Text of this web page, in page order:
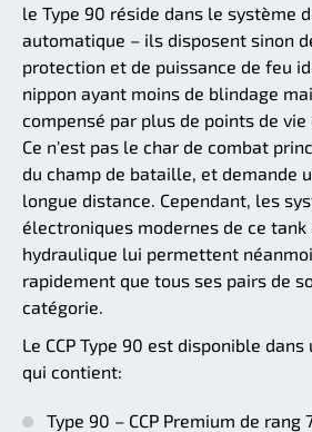
le Type 90 réside dans le système
automatique – ils disposent sinon
protection et de puissance de feu
nippon ayant moins de blindage
compensé par plus de points de vie
Ce n'est pas le char de combat
du champ de bataille, et demande
longue distance. Cependant, les
électroniques modernes de ce tank
hydraulique lui permettent
rapidement que tous ses pairs de
catégorie.
Le CCP Type 90 est disponible dans
qui contient:
Type 90 – CCP Premium de rang